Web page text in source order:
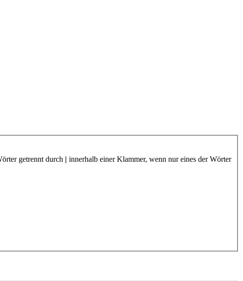
getrennt durch | innerhalb einer Klammer, wenn nur eines der Wörter